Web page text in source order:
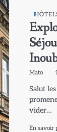
Mato
Salut
vider…
En savoir